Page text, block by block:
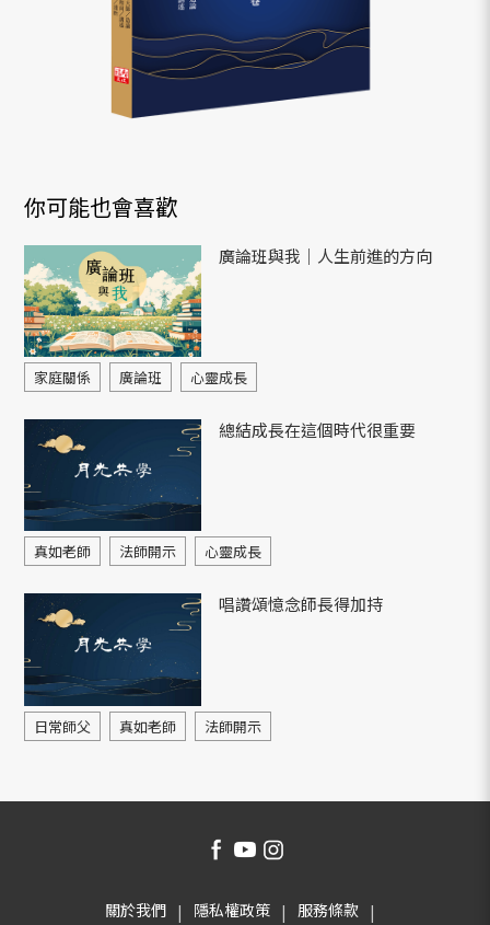
你可能也會喜歡
廣論班與我｜人生前進的方向
家庭關係 廣論班 心靈成長
總結成長在這個時代很重要
真如老師 法師開示 心靈成長
唱讚頌憶念師長得加持
日常師父 真如老師 法師開示
關於我們 隱私權政策 服務條款